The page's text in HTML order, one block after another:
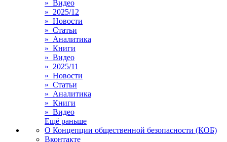
» Видео
» 2025/12
» Новости
» Статьи
» Аналитика
» Книги
» Видео
» 2025/11
» Новости
» Статьи
» Аналитика
» Книги
» Видео
Ещё раньше
О Концепции общественной безопасности (КОБ)
Вконтакте